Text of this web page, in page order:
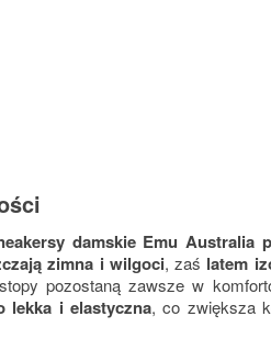
damskie Emu Australia
zimna i wilgoci, zaś latem
pozostaną zawsze w
lekka i elastyczna, co zwiększa